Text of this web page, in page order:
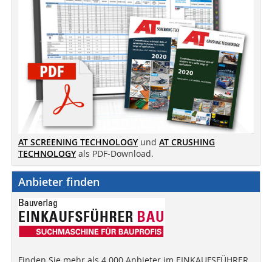
AT SCREENING TECHNOLOGY und AT CRUSHING
TECHNOLOGY als PDF-Download.
Anbieter finden